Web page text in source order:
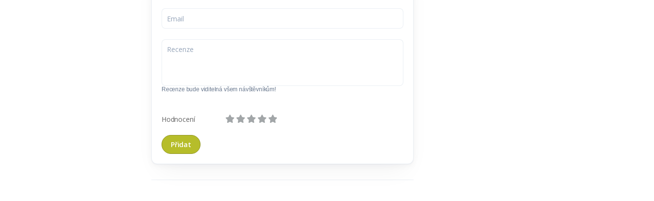
Recenze bude viditelná všem návštěvníkům!
Hodnocení